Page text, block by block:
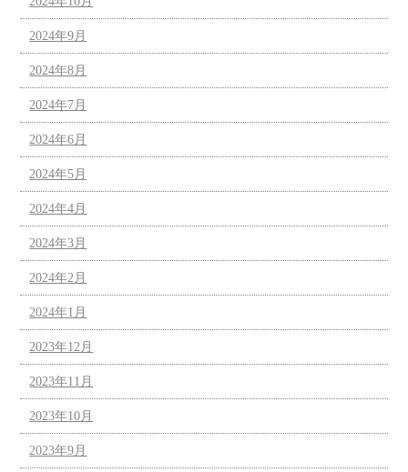
2024年9月
2024年8月
2024年7月
2024年6月
2024年5月
2024年4月
2024年3月
2024年2月
2024年1月
2023年12月
2023年11月
2023年10月
2023年9月